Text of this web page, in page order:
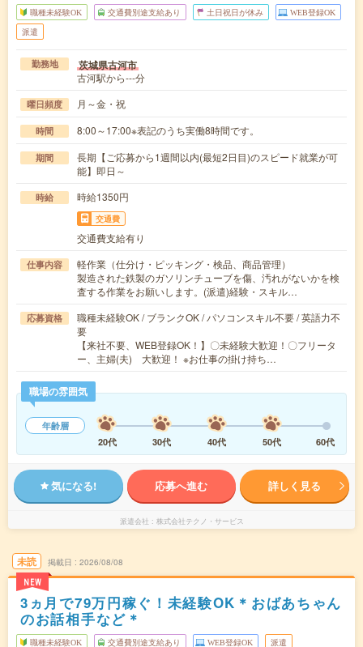
職種未経験OK 交通費別途支給あり 土日祝日が休み WEB登録OK
派遣
勤務地 茨城県古河市
古河駅から---分
曜日頻度 月～金・祝
時間 8:00～17:00※表記のうち実働8時間です。
期間
長期【ご応募から1週間以内(最短2日目)のスピード就業が可
能】即日～
時給 時給1350円
交通費
交通費支給有り
仕事内容
軽作業（仕分け・ピッキング・検品、商品管理）
製造された鉄製のガソリンチューブを傷、汚れがないかを検
査する作業をお願いします。(派遣)経験・スキル…
応募資格
職種未経験OK / ブランクOK / パソコンスキル不要 / 英語力不
要
【来社不要、WEB登録OK！】〇未経験大歓迎！〇フリータ
ー、主婦(夫) 大歓迎！ ※お仕事の掛け持ち…
職場の雰囲気
年齢層
20代
30代 40代 50代 60代
気になる! 応募へ進む 詳しく見る
派遣会社 株式会社テクノ・サービス
未読
NEW
掲載日 2026/08/08
3ヵ月で79万円稼ぐ！未経験OK＊おばあちゃん
のお話相手など＊
職種未経験OK 交通費別途支給あり WEB登録OK 派遣